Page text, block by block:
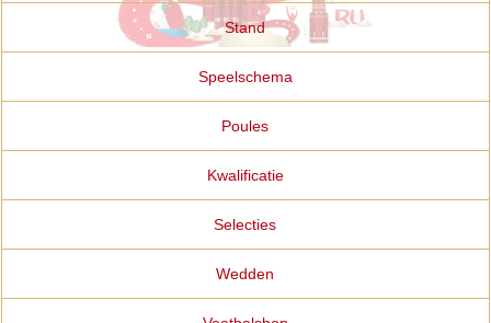
Stand
Speelschema
Poules
Kwalificatie
Selecties
Wedden